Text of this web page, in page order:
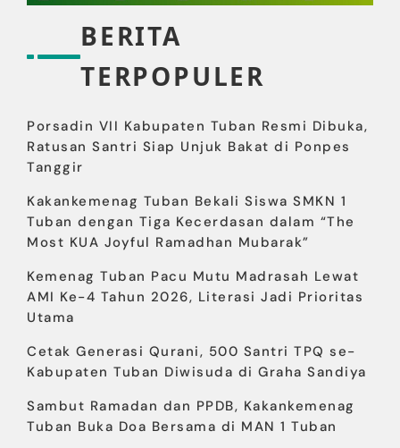
BERITA
TERPOPULER
Porsadin VII Kabupaten Tuban Resmi Dibuka,
Ratusan Santri Siap Unjuk Bakat di Ponpes
Tanggir
Kakankemenag Tuban Bekali Siswa SMKN 1
Tuban dengan Tiga Kecerdasan dalam “The
Most KUA Joyful Ramadhan Mubarak”
Kemenag Tuban Pacu Mutu Madrasah Lewat
AMI Ke-4 Tahun 2026, Literasi Jadi Prioritas
Utama
Cetak Generasi Qurani, 500 Santri TPQ se-
Kabupaten Tuban Diwisuda di Graha Sandiya
Sambut Ramadan dan PPDB, Kakankemenag
Tuban Buka Doa Bersama di MAN 1 Tuban